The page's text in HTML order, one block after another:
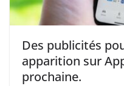
Des publicités
apparition sur
prochaine.